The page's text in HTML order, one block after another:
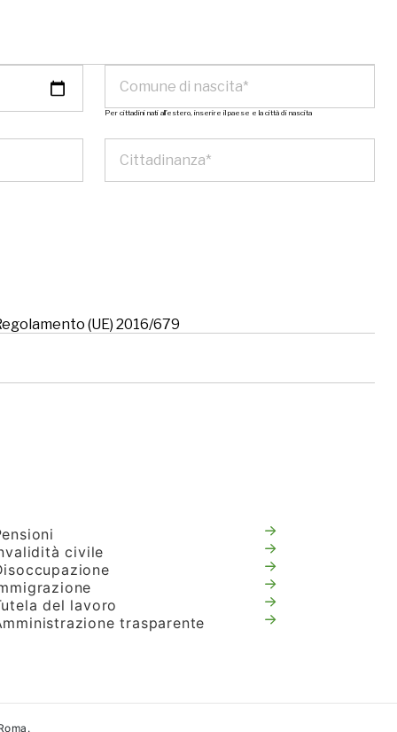
Per cittadini nati all’estero, inserire il paese e la città di nascita
(UE) 2016/679
civile
del lavoro
trasparente